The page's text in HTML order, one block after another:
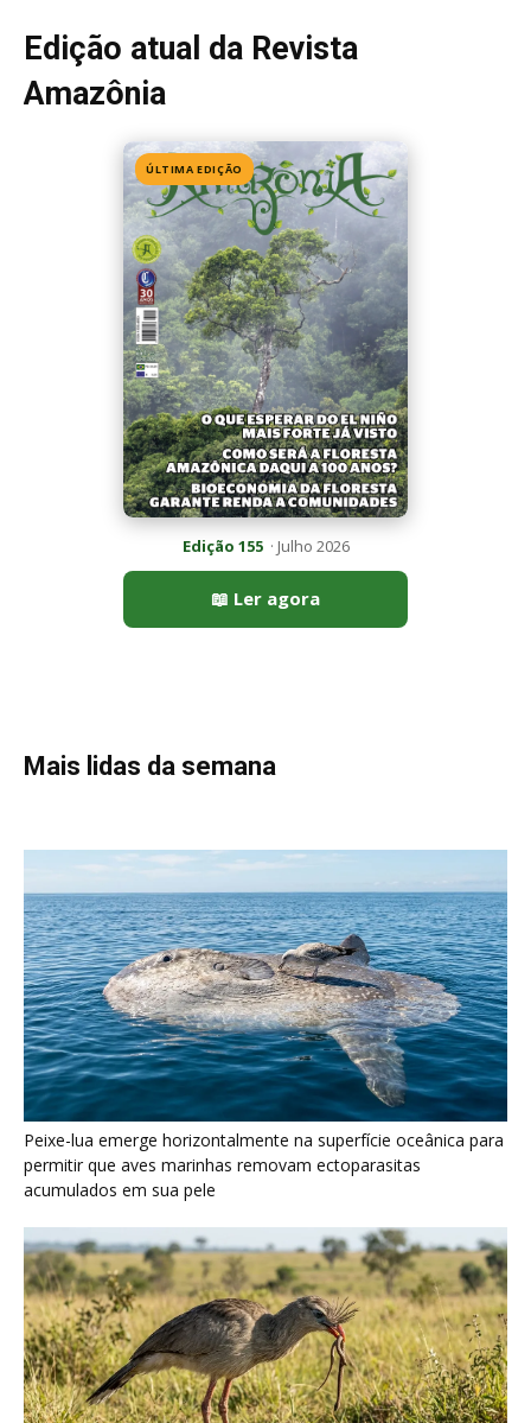
Edição atual da Revista
Amazônia
ÚLTIMA EDIÇÃO
Edição 155· Julho 2026
📖 Ler agora
Mais lidas da semana
Peixe-lua emerge horizontalmente na superfície oceânica para
permitir que aves marinhas removam ectoparasitas
acumulados em sua pele